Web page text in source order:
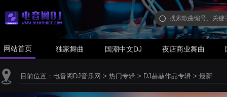
网站首页 独家舞曲 国潮中文DJ 夜店商业舞曲
目前位置： 电音阁DJ音乐网 > 热门专辑 > DJ赫赫作品专辑 > 最新